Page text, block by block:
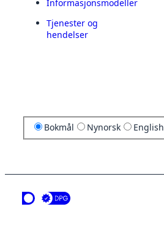
Informasjonsmodeller
Tjenester og
hendelser
Bokmål Nynorsk English